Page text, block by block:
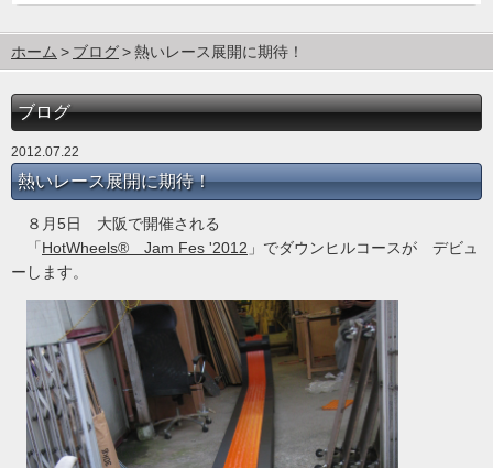
ホーム ブログ 熱いレース展開に期待！
ブログ
2012.07.22
熱いレース展開に期待！
８月5日 大阪で開催される
「HotWheels® Jam Fes '2012 」でダウンヒルコースが デビュ
ーします。